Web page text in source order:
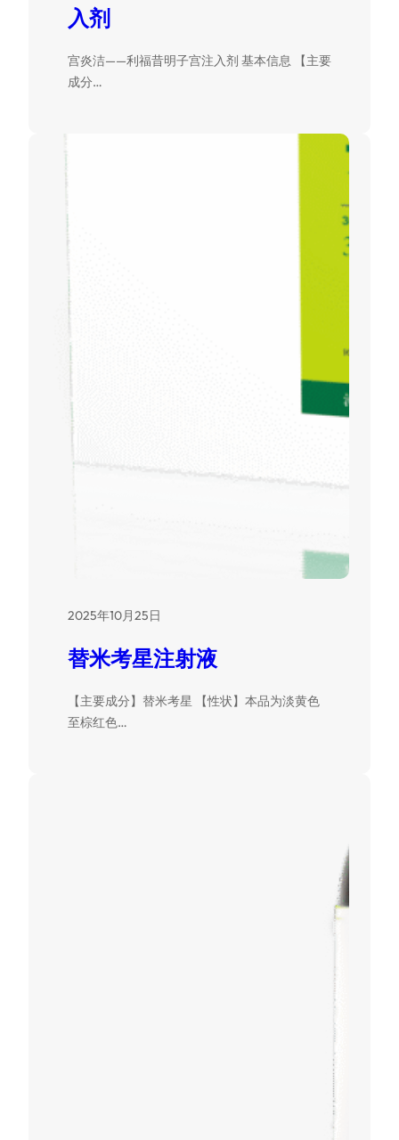
入剂
宫炎洁——利福昔明子宫注入剂 基本信息 【主要
成分…
2025年10月25日
替米考星注射液
【主要成分】替米考星 【性状】本品为淡黄色
至棕红色…